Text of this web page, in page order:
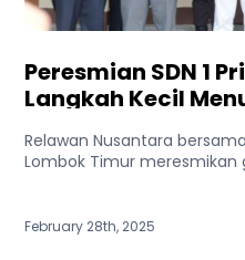
Peresmian SDN 1
Langkah Kecil
Relawan Nusantara
Lombok Timur meresmikan
February 28th, 2025